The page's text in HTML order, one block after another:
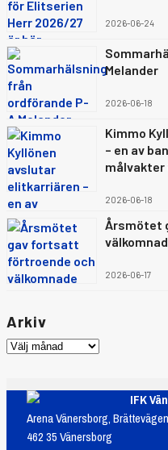
2026-06-24
Melander
2026-06-18
Kimmo
– en av
målvakter
2026-06-18
Årsmötet
2026-06-17
Arkiv
IFK
Arena Vänersborg,
462 35 Vänersborg